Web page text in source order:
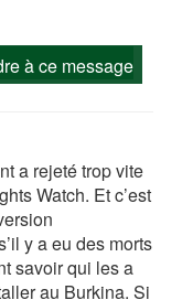
à ce message
a rejeté trop vite
Watch. Et c’est
y a eu des morts
savoir qui les a
au Burkina. Si